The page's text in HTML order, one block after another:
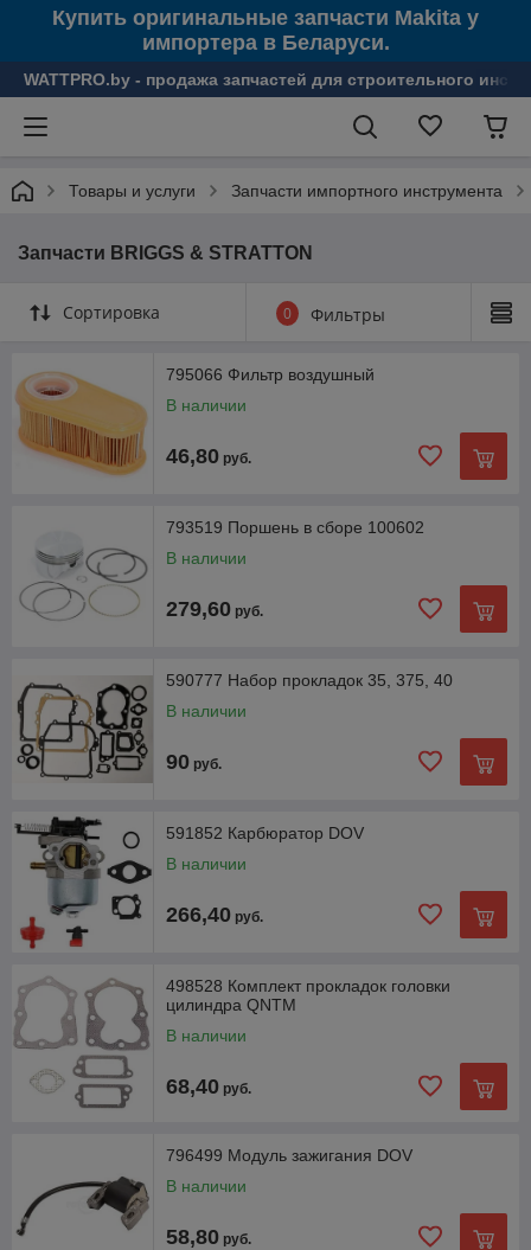
Купить оригинальные запчасти Makita у
импортера в Беларуси.
WATTPRO.by - продажа запчастей для строительного
Товары и услуги Запчасти импортного инструмента
Запчасти BRIGGS & STRATTON
Сортировка 0 Фильтры
795066 Фильтр воздушный
В наличии
46,80 руб.
793519 Поршень в сборе 100602
В наличии
279,60 руб.
590777 Набор прокладок 35, 375, 40
В наличии
90 руб.
591852 Карбюратор DOV
В наличии
266,40 руб.
498528 Комплект прокладок головки
цилиндра QNTM
В наличии
68,40 руб.
796499 Модуль зажигания DOV
В наличии
58,80 руб.